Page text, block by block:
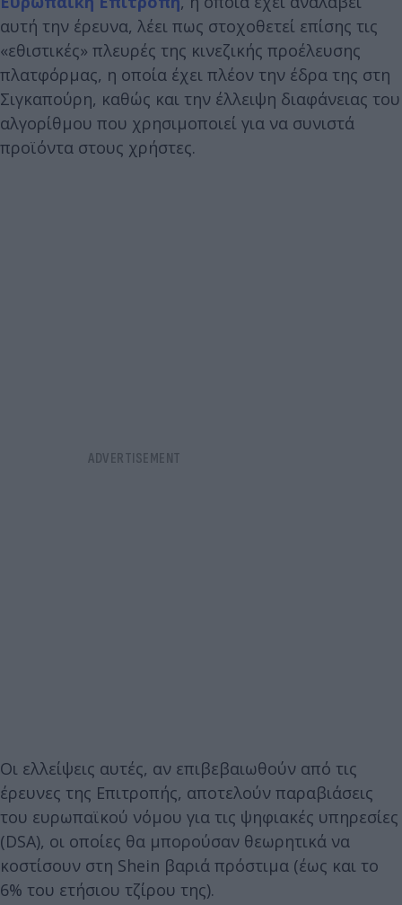
αυτή την έρευνα, λέει πως στοχοθετεί επίσης τις
«εθιστικές» πλευρές της κινεζικής προέλευσης
πλατφόρμας, η οποία έχει πλέον την έδρα της στη
Σιγκαπούρη, καθώς και την έλλειψη διαφάνειας του
αλγορίθμου που χρησιμοποιεί για να συνιστά
προϊόντα στους χρήστες.
Οι ελλείψεις αυτές, αν επιβεβαιωθούν από τις
έρευνες της Επιτροπής, αποτελούν παραβιάσεις
του ευρωπαϊκού νόμου για τις ψηφιακές υπηρεσίες
(DSA), οι οποίες θα μπορούσαν θεωρητικά να
κοστίσουν στη Shein βαριά πρόστιμα (έως και το
6% του ετήσιου τζίρου της).